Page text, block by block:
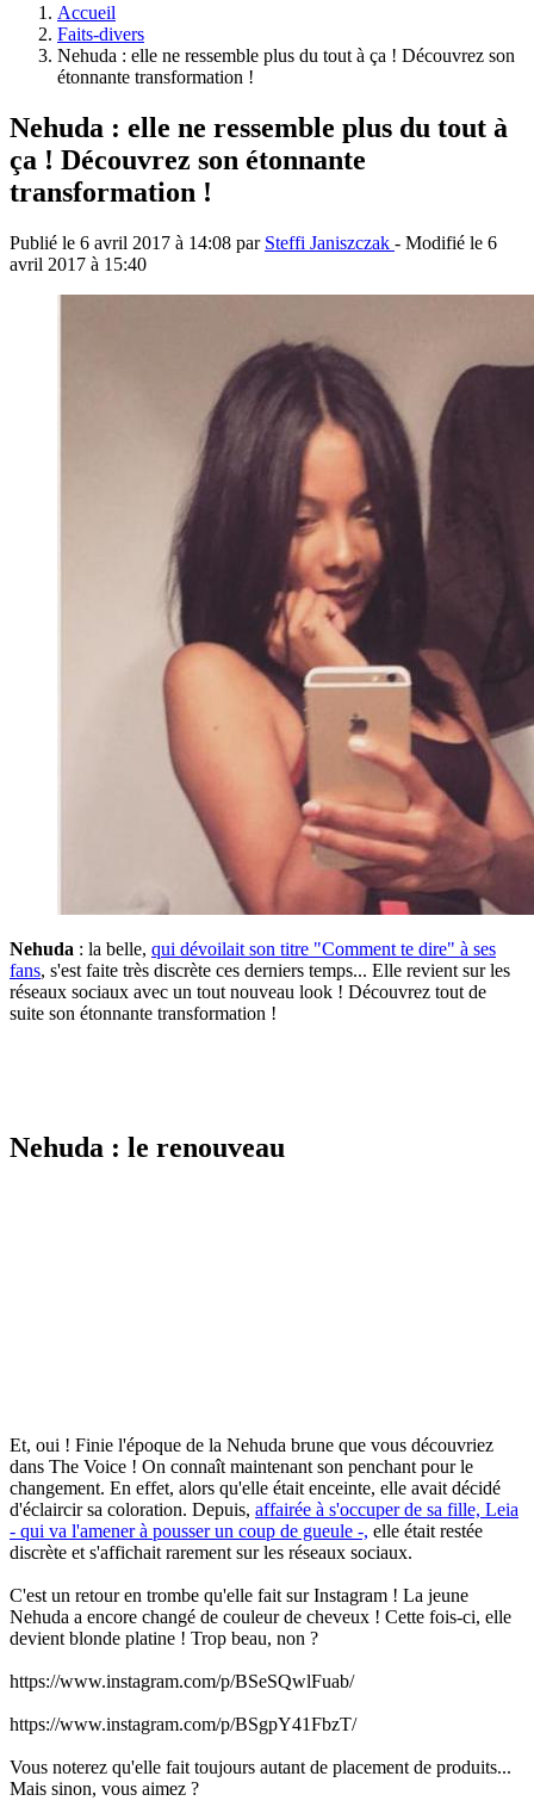
Accueil
Faits-divers
Nehuda : elle ne ressemble plus du tout à ça ! Découvrez son
étonnante transformation !
Nehuda : elle ne ressemble plus du tout à
ça ! Découvrez son étonnante
transformation !
Publié le 6 avril 2017 à 14:08 par Steffi Janiszczak - Modifié le 6
avril 2017 à 15:40
Nehuda : la belle, qui dévoilait son titre "Comment te dire" à ses
fans, s'est faite très discrète ces derniers temps... Elle revient sur les
réseaux sociaux avec un tout nouveau look ! Découvrez tout de
suite son étonnante transformation !
Nehuda : le renouveau
Et, oui ! Finie l'époque de la Nehuda brune que vous découvriez
dans The Voice ! On connaît maintenant son penchant pour le
changement. En effet, alors qu'elle était enceinte, elle avait décidé
d'éclaircir sa coloration. Depuis, affairée à s'occuper de sa fille, Leia
- qui va l'amener à pousser un coup de gueule -, elle était restée
discrète et s'affichait rarement sur les réseaux sociaux.
C'est un retour en trombe qu'elle fait sur Instagram ! La jeune
Nehuda a encore changé de couleur de cheveux ! Cette fois-ci, elle
devient blonde platine ! Trop beau, non ?
https://www.instagram.com/p/BSeSQwlFuab/
https://www.instagram.com/p/BSgpY41FbzT/
Vous noterez qu'elle fait toujours autant de placement de produits...
Mais sinon, vous aimez ?